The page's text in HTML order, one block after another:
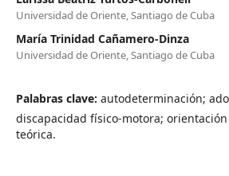
Universidad de Oriente, Santiago de Cuba
María Trinidad Cañamero-Dinza
Universidad de Oriente, Santiago de Cuba
Palabras clave: autodeterminación;
discapacidad físico-motora;
teórica.